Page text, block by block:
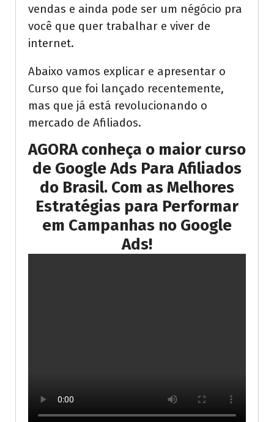
vendas e ainda pode ser um négócio pra
você que quer trabalhar e viver de
internet.
Abaixo vamos explicar e apresentar o
Curso que foi lançado recentemente,
mas que já está revolucionando o
mercado de Afiliados.
AGORA conheça o maior curso
de Google Ads Para Afiliados
do Brasil. Com as Melhores
Estratégias para Performar
em Campanhas no Google
Ads!